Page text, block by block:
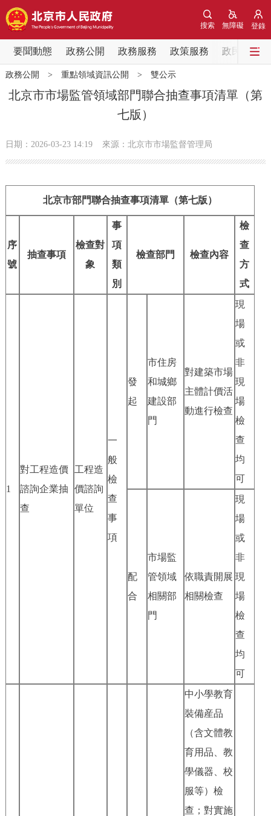
登錄
無障礙
搜索
要聞動態 政務公開 政務服務 政策服務 政民互動
要聞動態
黨中央精神 國務院資訊
會議資訊
市領導 機構職能 政策服務
政策兌現 政策解讀 回應關切
專題公開
部門服務
利企服務 投資項目
陽光政務
我要建議
圖説互動
十六區概覽 人文北京
圖説北京 視頻北京
РУССКИЙ ЯЗЫК
PORTUGUÊS
政務公開 > 重點領域資訊公開 > 雙公示
北京市市場監管領域部門聯合抽查事項清單（第
七版）
日期：2026-03-23 14:19 來源：​北京市市場監督管理局
北京市部門聯合抽查事項清單（第七版）
序
號
抽查事項
檢查對
象
事
項
類
別
檢查部門 檢查內容
檢
查
方
式
1
對工程造價
諮詢企業抽
查
工程造
價諮詢
單位
一
般
檢
查
事
項
發
起
市住房
和城鄉
建設部
門
對建築市場
主體計價活
動進行檢查
現
場
或
非
現
場
檢
查
均
可
配
合
市場監
管領域
相關部
門
依職責開展
相關檢查
現
場
或
非
現
場
檢
查
均
可
中小學教育
裝備産品
（含文體教
育用品、教
學儀器、校
服等）檢
查；對實施